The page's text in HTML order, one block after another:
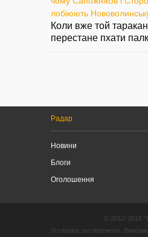
лобіюють
Коли вже той
перестане пхати
Радар
Новини
Блоги
Оголошення
© 2012-2016
Усі права застережено.